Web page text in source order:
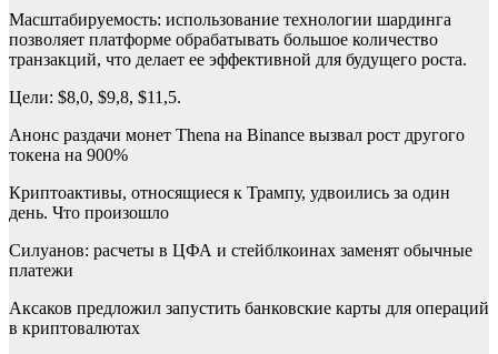
Масштабируемость: использование технологии шардинга
позволяет платформе обрабатывать большое количество
транзакций, что делает ее эффективной для будущего роста.
Цели: $8,0, $9,8, $11,5.
Анонс раздачи монет Thena на Binance вызвал рост другого
токена на 900%
Криптоактивы, относящиеся к Трампу, удвоились за один
день. Что произошло
Силуанов: расчеты в ЦФА и стейблкоинах заменят обычные
платежи
Аксаков предложил запустить банковские карты для операций
в криптовалютах